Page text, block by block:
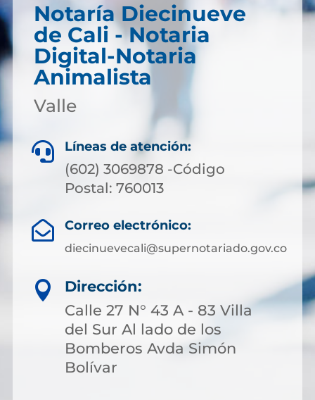
Notaría Diecinueve
de Cali - Notaria
Digital-Notaria
Animalista
Valle
 Líneas de atención:
(602) 3069878 -Código
Postal: 760013
 Correo electrónico:
diecinuevecali@supernotariado.gov.co

Dirección:
Calle 27 N° 43 A - 83 Villa
del Sur Al lado de los
Bomberos Avda Simón
Bolívar